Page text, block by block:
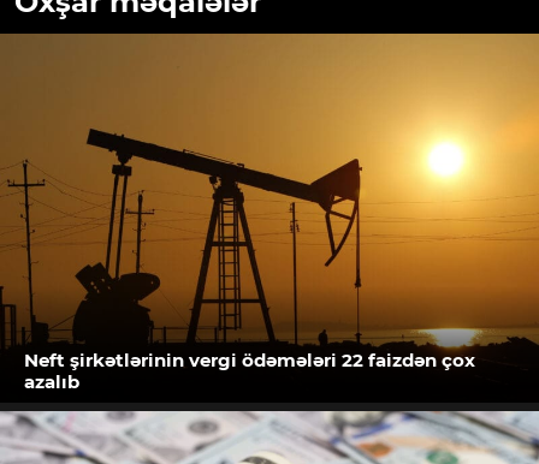
Neft şirkətlərinin vergi ödəmələri 22 faizdən çox
azalıb